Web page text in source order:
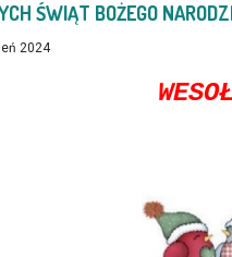
ŚWIĄT BOŻEGO
2024